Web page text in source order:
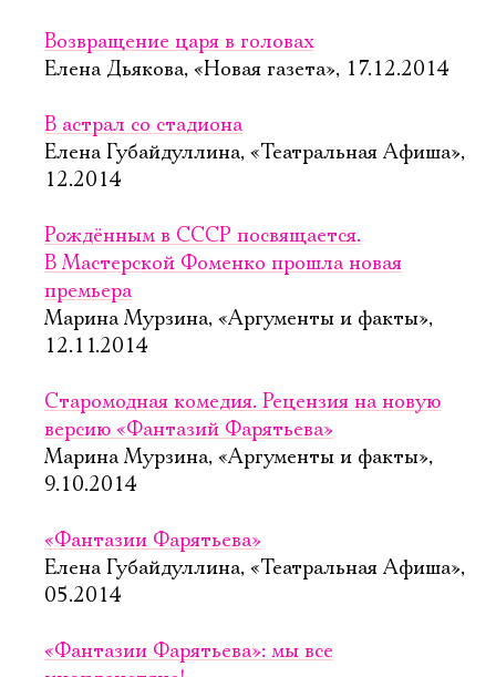
Возвращение царя в головах
Елена Дьякова, «Новая газета», 17.12.2014
В астрал со стадиона
Елена Губайдуллина, «Театральная Афиша»,
12.2014
Рождённым в СССР посвящается.
В Мастерской Фоменко прошла новая
премьера
Марина Мурзина, «Аргументы и факты»,
12.11.2014
Старомодная комедия. Рецензия на новую
версию «Фантазий Фарятьева»
Марина Мурзина, «Аргументы и факты»,
9.10.2014
«Фантазии Фарятьева»
Елена Губайдуллина, «Театральная Афиша»,
05.2014
«Фантазии Фарятьева»: мы все